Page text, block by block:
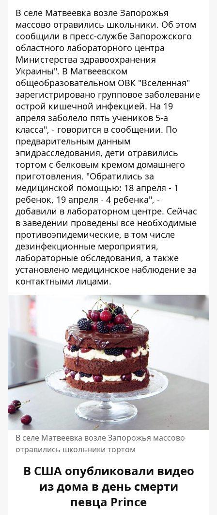
В селе Матвеевка возле Запорожья
массово отравились школьники. Об этом
сообщили в пресс-службе Запорожского
областного лабораторного центра
Министерства здравоохранения
Украины". В Матвеевском
общеобразовательном ОВК "Вселенная"
зарегистрировано групповое заболевание
острой кишечной инфекцией. На 19
апреля заболело пять учеников 5-а
класса", - говорится в сообщении. По
предварительным данным
эпидрасследования, дети отравились
тортом с белковым кремом домашнего
приготовления. "Обратились за
медицинской помощью: 18 апреля - 1
ребенок, 19 апреля - 4 ребенка", -
добавили в лабораторном центре. Сейчас
в заведении проведены все необходимые
противоэпидемические, в том числе
дезинфекционные мероприятия,
лабораторные обследования, а также
установлено медицинское наблюдение за
контактными лицами.
В селе Матвеевка возле Запорожья массово
отравились школьники тортом
В США опубликовали видео
из дома в день смерти
певца Prince